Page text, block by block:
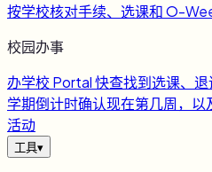
按学校核对手续、选课和 O-
校园办事
办学校 Portal 快查找到选课、
学期倒计时确认现在第几周，以
活动
工具▾